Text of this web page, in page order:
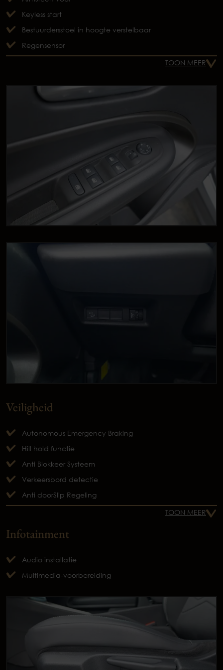
Keyless start
Bestuurdersstoel in hoogte verstelbaar
Regensensor
TOON MEER
Veiligheid
Autonomous Emergency Braking
Hill hold functie
Anti Blokkeer Systeem
Verkeersbord detectie
Anti doorSlip Regeling
TOON MEER
Infotainment
Audio installatie
Multimedia-voorbereiding